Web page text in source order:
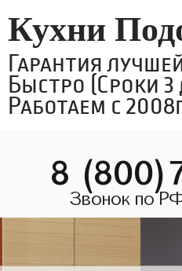
Кухни
Гарантия
Быстро (Сроки 3
Работаем с
8
Звонок по